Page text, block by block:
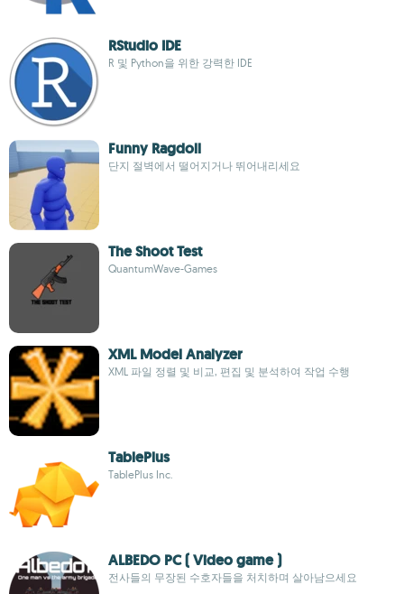
RStudio IDE
R 및 Python을 위한 강력한 IDE
Funny Ragdoll
단지 절벽에서 떨어지거나 뛰어내리세요
The Shoot Test
QuantumWave-Games
XML Model Analyzer
XML 파일 정렬 및 비교, 편집 및 분석하여 작업 수행
TablePlus
TablePlus Inc.
ALBEDO PC ( Video game )
전사들의 무장된 수호자들을 처치하며 살아남으세요